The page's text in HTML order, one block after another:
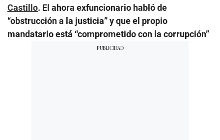
Castillo. El ahora exfuncionario habló de
“obstrucción a la justicia” y que el propio
mandatario está “comprometido con la corrupción”